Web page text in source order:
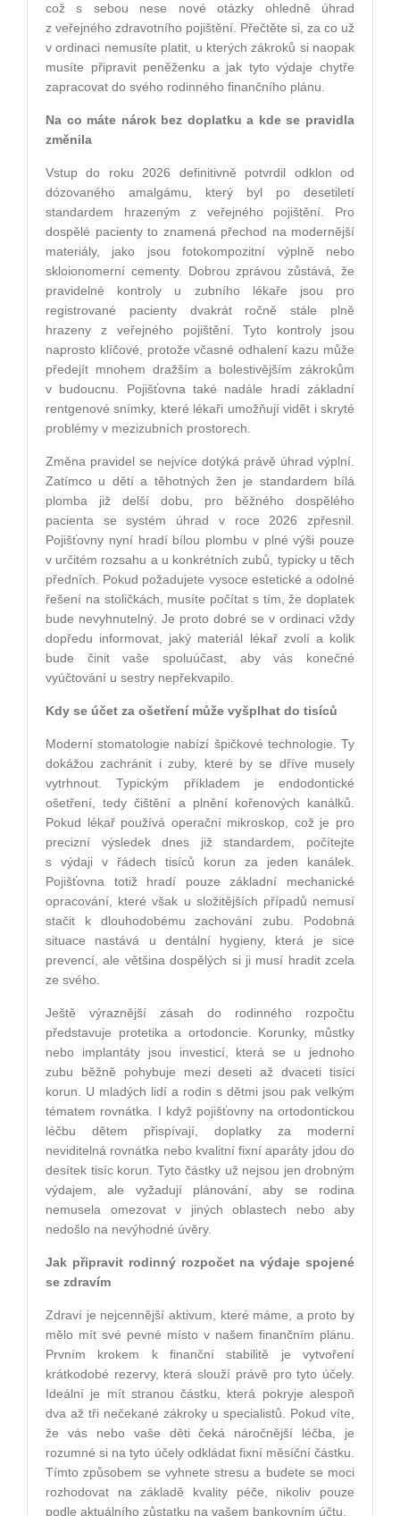
což s sebou nese nové otázky ohledně úhrad
z veřejného zdravotního pojištění. Přečtěte si, za co už
v ordinaci nemusíte platit, u kterých zákroků si naopak
musíte připravit peněženku a jak tyto výdaje chytře
zapracovat do svého rodinného finančního plánu.
Na co máte nárok bez doplatku a kde se pravidla
změnila
Vstup do roku 2026 definitivně potvrdil odklon od
dózovaného amalgámu, který byl po desetiletí
standardem hrazeným z veřejného pojištění. Pro
dospělé pacienty to znamená přechod na modernější
materiály, jako jsou fotokompozitní výplně nebo
skloionomerní cementy. Dobrou zprávou zůstává, že
pravidelné kontroly u zubního lékaře jsou pro
registrované pacienty dvakrát ročně stále plně
hrazeny z veřejného pojištění. Tyto kontroly jsou
naprosto klíčové, protože včasné odhalení kazu může
předejít mnohem dražším a bolestivějším zákrokům
v budoucnu. Pojišťovna také nadále hradí základní
rentgenové snímky, které lékaři umožňují vidět i skryté
problémy v mezizubních prostorech.
Změna pravidel se nejvíce dotýká právě úhrad výplní.
Zatímco u dětí a těhotných žen je standardem bílá
plomba již delší dobu, pro běžného dospělého
pacienta se systém úhrad v roce 2026 zpřesnil.
Pojišťovny nyní hradí bílou plombu v plné výši pouze
v určitém rozsahu a u konkrétních zubů, typicky u těch
předních. Pokud požadujete vysoce estetické a odolné
řešení na stoličkách, musíte počítat s tím, že doplatek
bude nevyhnutelný. Je proto dobré se v ordinaci vždy
dopředu informovat, jaký materiál lékař zvolí a kolik
bude činit vaše spoluúčast, aby vás konečné
vyúčtování u sestry nepřekvapilo.
Kdy se účet za ošetření může vyšplhat do tisíců
Moderní stomatologie nabízí špičkové technologie. Ty
dokážou zachránit i zuby, které by se dříve musely
vytrhnout. Typickým příkladem je endodontické
ošetření, tedy čištění a plnění kořenových kanálků.
Pokud lékař používá operační mikroskop, což je pro
precizní výsledek dnes již standardem, počítejte
s výdaji v řádech tisíců korun za jeden kanálek.
Pojišťovna totiž hradí pouze základní mechanické
opracování, které však u složitějších případů nemusí
stačit k dlouhodobému zachování zubu. Podobná
situace nastává u dentální hygieny, která je sice
prevencí, ale většina dospělých si ji musí hradit zcela
ze svého.
Ještě výraznější zásah do rodinného rozpočtu
představuje protetika a ortodoncie. Korunky, můstky
nebo implantáty jsou investicí, která se u jednoho
zubu běžně pohybuje mezi deseti až dvaceti tisíci
korun. U mladých lidí a rodin s dětmi jsou pak velkým
tématem rovnátka. I když pojišťovny na ortodontickou
léčbu dětem přispívají, doplatky za moderní
neviditelná rovnátka nebo kvalitní fixní aparáty jdou do
desítek tisíc korun. Tyto částky už nejsou jen drobným
výdajem, ale vyžadují plánování, aby se rodina
nemusela omezovat v jiných oblastech nebo aby
nedošlo na nevýhodné úvěry.
Jak připravit rodinný rozpočet na výdaje spojené
se zdravím
Zdraví je nejcennější aktivum, které máme, a proto by
mělo mít své pevné místo v našem finančním plánu.
Prvním krokem k finanční stabilitě je vytvoření
krátkodobé rezervy, která slouží právě pro tyto účely.
Ideální je mít stranou částku, která pokryje alespoň
dva až tři nečekané zákroky u specialistů. Pokud víte,
že vás nebo vaše děti čeká náročnější léčba, je
rozumné si na tyto účely odkládat fixní měsíční částku.
Tímto způsobem se vyhnete stresu a budete se moci
rozhodovat na základě kvality péče, nikoliv pouze
podle aktuálního zůstatku na vašem bankovním účtu.